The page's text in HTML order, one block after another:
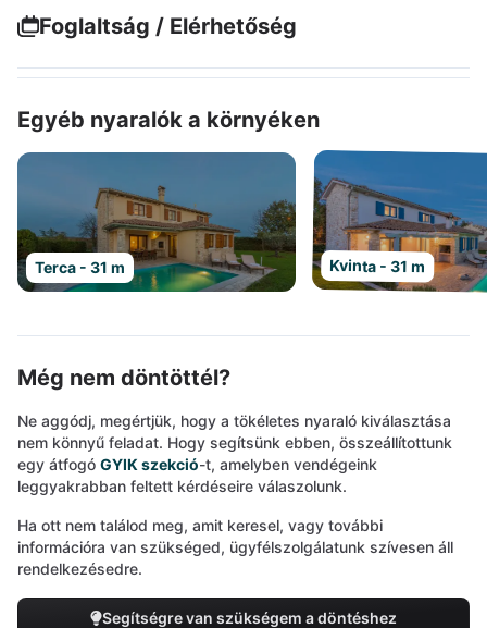
Foglaltság / Elérhetőség
Egyéb nyaralók a környéken
Terca - 31 m Kvinta - 31 m
Még nem döntöttél?
Ne aggódj, megértjük, hogy a tökéletes nyaraló kiválasztása
nem könnyű feladat. Hogy segítsünk ebben, összeállítottunk
egy átfogó GYIK szekció-t, amelyben vendégeink
leggyakrabban feltett kérdéseire válaszolunk.
Ha ott nem találod meg, amit keresel, vagy további
információra van szükséged, ügyfélszolgálatunk szívesen áll
rendelkezésedre.
Segítségre van szükségem a döntéshez